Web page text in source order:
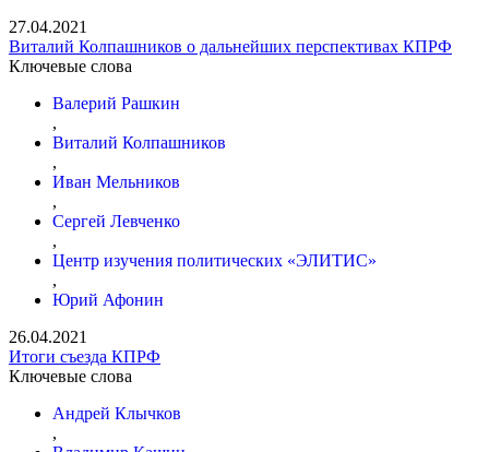
27.04.2021
Виталий Колпашников о дальнейших перспективах КПРФ
Ключевые слова
Валерий Рашкин
,
Виталий Колпашников
,
Иван Мельников
,
Сергей Левченко
,
Центр изучения политических «ЭЛИТИС»
,
Юрий Афонин
26.04.2021
Итоги съезда КПРФ
Ключевые слова
Андрей Клычков
,